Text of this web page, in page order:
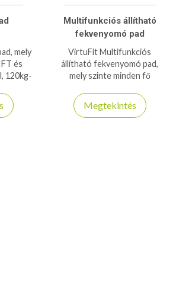
mely
és
120kg-
Multifunkciós állítható
fekvenyomó pad
VirtuFit Multifunkciós
állítható fekvenyomó pad,
mely szinte minden fő
lehetőséget, 220kg
teherbírás!
Megtekintés